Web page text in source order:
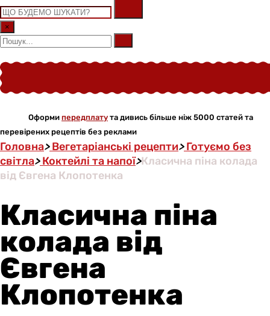
×
Оформи передплату та дивись більше ніж 5000 статей та
перевірених рецептів без реклами
Головна>Вегетаріанські рецепти>Готуємо без
світла>Коктейлі та напої>Класична піна колада
від Євгена Клопотенка
Класична піна
колада від
Євгена
Клопотенка